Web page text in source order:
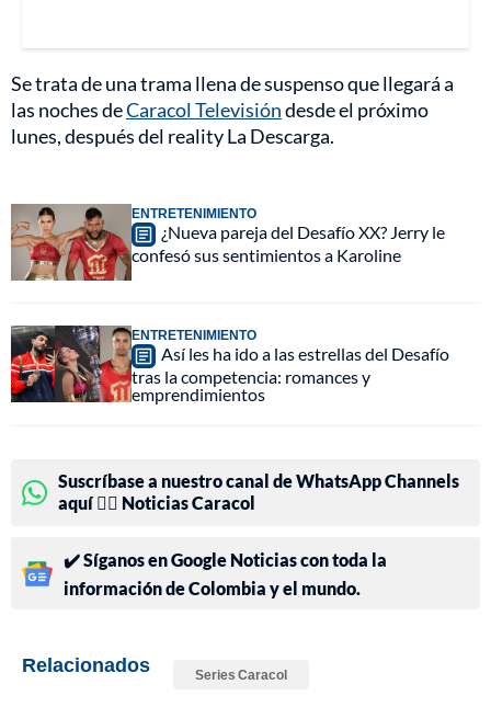
Se trata de una trama llena de suspenso que llegará a
las noches deCaracol Televisióndesde el próximo
lunes, después del reality La Descarga.
ENTRETENIMIENTO
¿Nueva pareja del Desafío XX? Jerry le
confesó sus sentimientos a Karoline
ENTRETENIMIENTO
Así les ha ido a las estrellas del Desafío
tras la competencia: romances y
emprendimientos
Suscríbase a nuestro canal de WhatsApp Channels
aquí 👉🏻 Noticias Caracol
✔️ Síganos en Google Noticias con toda la
información de Colombia y el mundo.
Relacionados Series Caracol